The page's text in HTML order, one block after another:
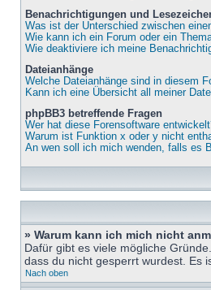
Benachrichtigungen und
Was ist der Unterschied zwischen
Wie kann ich ein Forum oder ein
Wie deaktiviere ich meine
Dateianhänge
Welche Dateianhänge sind in diesem
Kann ich eine Übersicht all meiner
phpBB3 betreffende Fragen
Wer hat diese Forensoftware
Warum ist Funktion x oder y nicht
An wen soll ich mich wenden, falls es
» Warum kann ich mich nicht
Dafür gibt es viele mögliche
dass du nicht gesperrt wurdest. Es
Nach oben